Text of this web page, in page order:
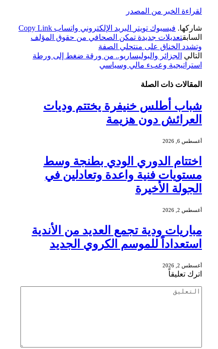
لقراءة الخبر من المصدر
شاركها. فيسبوك تويتر البريد الإلكتروني واتساب Copy Link
السابقتعديلات جديدة تمكن الصحافي من حقوق المؤلف
وتشدد الخناق على منتحلي الصفة
التالي الجزائر والبوليساريو.. من ورقة ضغط إلى ورطة
استراتيجية وعبء مالي وسياسي
المقالاتذات الصلة
شباب أطلس خنيفرة يختتم وديات
العرائش دون هزيمة
أغسطس 6, 2026
اختتام الدوري الودي بطنجة وسط
مستويات فنية واعدة وتعادلين في
الجولة الأخيرة
أغسطس 2, 2026
مباريات ودية تجمع العديد من الأندية
استعداداً للموسم الكروي الجديد
أغسطس 2, 2026
اترك تعليقاً